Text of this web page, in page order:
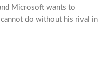
Microsoft wants to
do without his rival in